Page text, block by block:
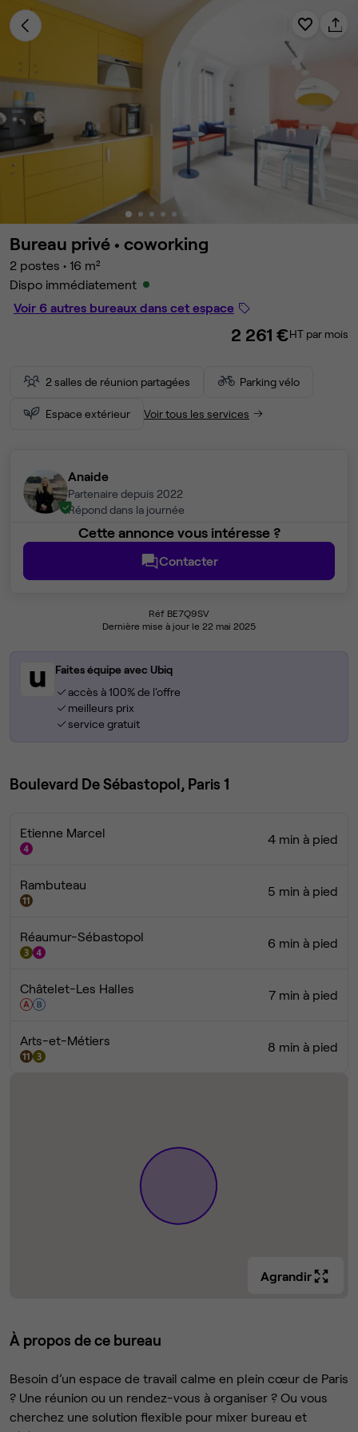
Bureau privé • coworking
2 postes • 16 m²
Dispo immédiatement
Voir 6 autres bureaux dans cet espace
2 261 €HT par mois
2 salles de réunion partagées Parking vélo
Espace extérieur Voir tous les services
Anaide
Partenaire depuis 2022
Répond dans la journée
Cette annonce vous intéresse ?
Contacter
Réf BE7Q9SV
Dernière mise à jour le 22 mai 2025
Faites équipe avec Ubiq
accès à 100% de l'offre
meilleurs prix
service gratuit
Boulevard De Sébastopol, Paris 1
Etienne Marcel 4 min à pied
Rambuteau 5 min à pied
Réaumur-Sébastopol 6 min à pied
Châtelet-Les Halles 7 min à pied
Arts-et-Métiers 8 min à pied
Agrandir
À propos de ce bureau
Besoin d’un espace de travail calme en plein cœur de Paris
? Une réunion ou un rendez-vous à organiser ? Ou vous
cherchez une solution flexible pour mixer bureau et